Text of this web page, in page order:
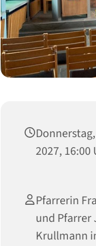
2027, 16:00
Pfarrerin
und Pfarrer
Krullmann